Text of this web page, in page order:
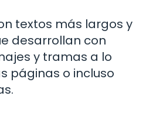
textos más largos y
desarrollan con
y tramas a lo
páginas o incluso